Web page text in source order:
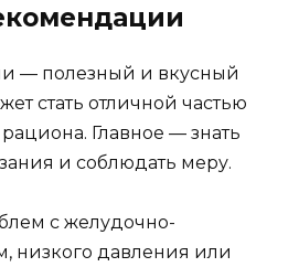
— полезный и вкусный
стать отличной частью
Главное — знать
и соблюдать меру.
с желудочно-
низкого давления или